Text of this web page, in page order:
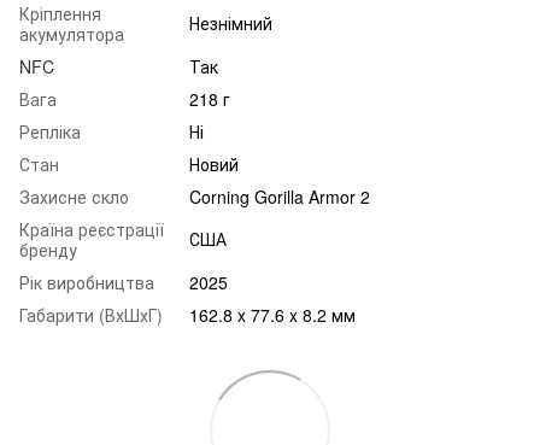
Кріплення
акумулятора
Незнімний
NFC
Так
Вага
218 г
Репліка
Ні
Стан
Новий
Захисне скло
Corning Gorilla Armor 2
Країна реєстрації
бренду
США
Рік виробництва
2025
Габарити (ВхШхГ)
162.8 x 77.6 x 8.2 мм